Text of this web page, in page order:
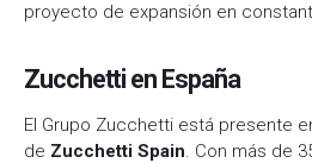
proyecto de expansión en
Zucchetti en España
El Grupo Zucchetti está presente
de Zucchetti Spain. Con más de